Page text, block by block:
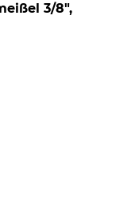
3/8",